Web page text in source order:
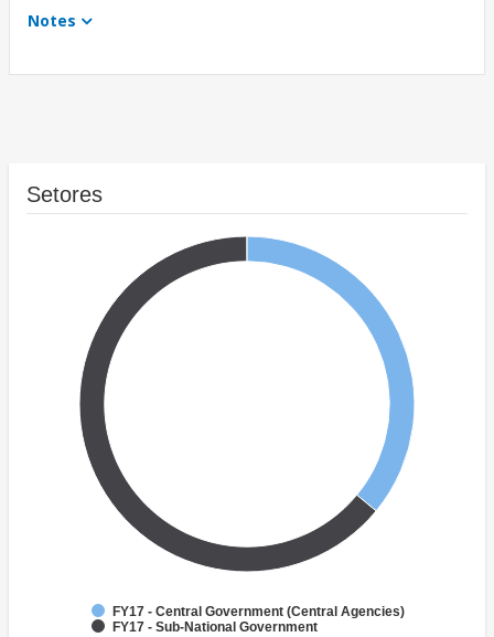
Notes
Setores
FY17 - Central Government (Central Agencies)
FY17 - Sub-National Government